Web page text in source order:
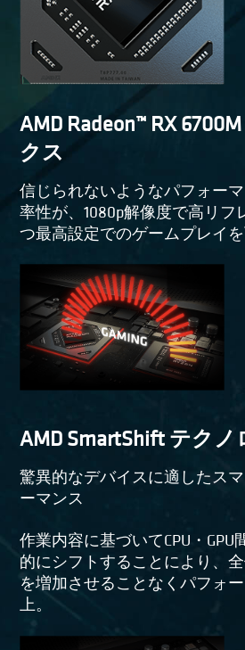
AMD Radeon™ RX
クス
信じられないようなパフォー
率性が、1080p解像度で高リフ
つ最高設定でのゲームプレイを
AMD SmartShift テクノ
驚異的なデバイスに適したス
ーマンス
作業内容に基づいてCPU・GPU
的にシフトすることにより、
を増加させることなくパフォ
上。